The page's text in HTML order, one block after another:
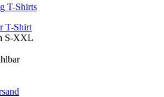
T-Shirt
S-XXL